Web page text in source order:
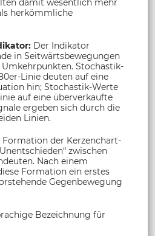
damit wesentlich mehr
herkömmliche
Der Indikator
in Seitwärtsbewegungen
Stochastik-
Linie deuten auf eine
hin; Stochastik-Werte
auf eine überverkaufte
ergeben sich durch die
Linien.
Formation der Kerzenchart-
zwischen
Nach einem
Formation ein erstes
Gegenbewegung
Bezeichnung für